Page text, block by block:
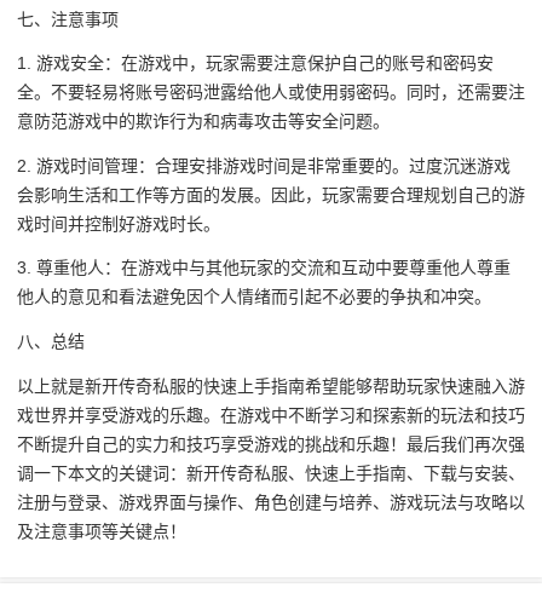
七、注意事项
1. 游戏安全：在游戏中，玩家需要注意保护自己的账号和密码安
全。不要轻易将账号密码泄露给他人或使用弱密码。同时，还需要注
意防范游戏中的欺诈行为和病毒攻击等安全问题。
2. 游戏时间管理：合理安排游戏时间是非常重要的。过度沉迷游戏
会影响生活和工作等方面的发展。因此，玩家需要合理规划自己的游
戏时间并控制好游戏时长。
3. 尊重他人：在游戏中与其他玩家的交流和互动中要尊重他人尊重
他人的意见和看法避免因个人情绪而引起不必要的争执和冲突。
八、总结
以上就是新开传奇私服的快速上手指南希望能够帮助玩家快速融入游
戏世界并享受游戏的乐趣。在游戏中不断学习和探索新的玩法和技巧
不断提升自己的实力和技巧享受游戏的挑战和乐趣！最后我们再次强
调一下本文的关键词：新开传奇私服、快速上手指南、下载与安装、
注册与登录、游戏界面与操作、角色创建与培养、游戏玩法与攻略以
及注意事项等关键点！